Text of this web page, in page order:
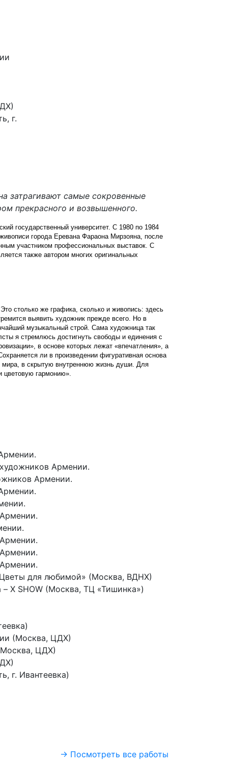
г.
затрагивают самые сокровенные
прекрасного и возвышенного.
государственный университет. С 1980 по 1984
города Еревана Фараона Мирзояна, после
участником профессиональных выставок. С
также автором многих оригинальных
столько же графика, сколько и живопись: здесь
выявить художник прежде всего. Но в
музыкальный строй. Сама художница так
я стремлюсь достигнуть свободы и единения с
в основе которых лежат «впечатления», а
ли в произведении фигуративная основа
мира, в скрытую внутреннюю жизнь души. Для
цветовую гармонию».
Армении.
Армении.
для любимой» (Москва, ВДНХ)
X SHOW (Москва, ТЦ «Тишинка»)
(Москва, ЦДХ)
ЦДХ)
г. Ивантеевка)
→ Посмотреть все работы